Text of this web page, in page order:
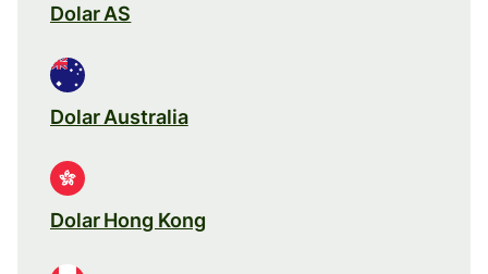
Dolar AS
Dolar Australia
Dolar Hong Kong